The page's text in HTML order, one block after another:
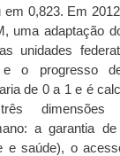
em 0,823. Em
uma adaptação
unidades
e o progresso
de 0 a 1 e é
dimensões
a garantia
e saúde), o